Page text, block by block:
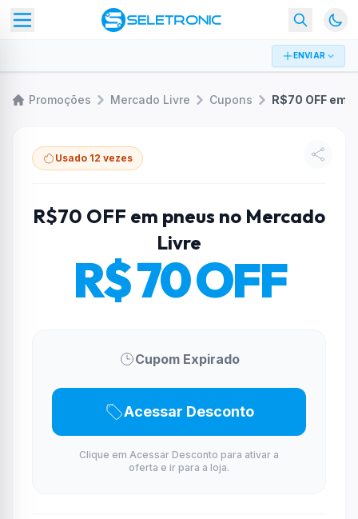
ENVIAR
Promoções Mercado Livre Cupons
Usado 12 vezes
R$70 OFF em pneus no Mercado
Livre
R$ 70 OFF
Cupom Expirado
Acessar Desconto
Clique em Acessar Desconto para ativar a
oferta e ir para a loja.